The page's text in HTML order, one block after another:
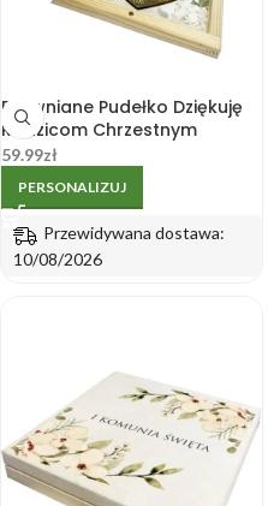
Drewniane Pudełko Dziękuję
Rodzicom Chrzestnym
Dziadkom Chrzestnemu
59.99zł
PERSONALIZUJ
Przewidywana dostawa:
10/08/2026